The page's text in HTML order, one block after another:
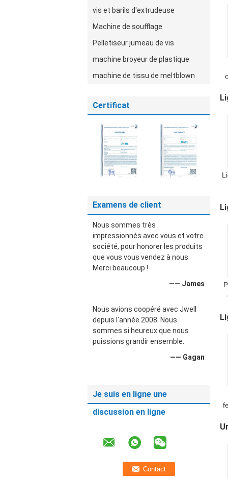
vis et barils d'extrudeuse
Machine de soufflage
Pelletiseur jumeau de vis
machine broyeur de plastique
machine de tissu de meltblown
Certificat
Examens de client
Nous sommes très
impressionnés avec vous et votre
société, pour honorer les produits
que vous vous vendez à nous.
Merci beaucoup !
—— James
Nous avions coopéré avec Jwell
depuis l'année 2008. Nous
sommes si heureux que nous
puissions grandir ensemble.
—— Gagan
Je suis en ligne une
discussion en ligne